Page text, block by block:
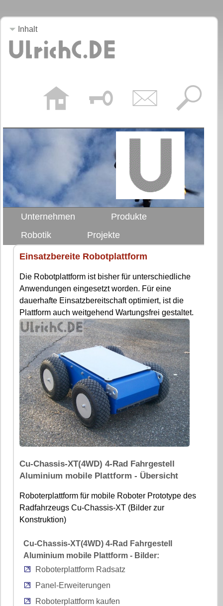
Inhalt
Unternehmen
Produkte
Robotik
Projekte
Einsatzbereite Robotplattform
Die Robotplattform ist bisher für unterschiedliche
Anwendungen eingesetzt worden. Für eine
dauerhafte Einsatzbereitschaft optimiert, ist die
Plattform auch weitgehend Wartungsfrei gestaltet.
Cu-Chassis-XT(4WD) 4-Rad Fahrgestell
Aluminium mobile Plattform - Übersicht
Roboterplattform für mobile Roboter Prototype des
Radfahrzeugs Cu-Chassis-XT (Bilder zur
Konstruktion)
Cu-Chassis-XT(4WD) 4-Rad Fahrgestell
Aluminium mobile Plattform - Bilder:
Roboterplattform Radsatz
Panel-Erweiterungen
Roboterplattform kaufen